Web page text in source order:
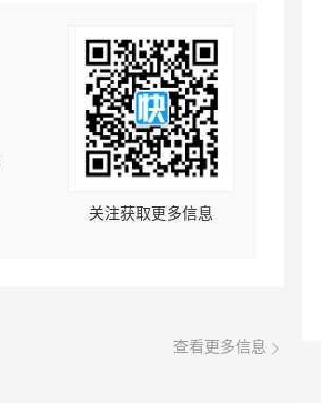
关注获取更多信息
查看更多信息